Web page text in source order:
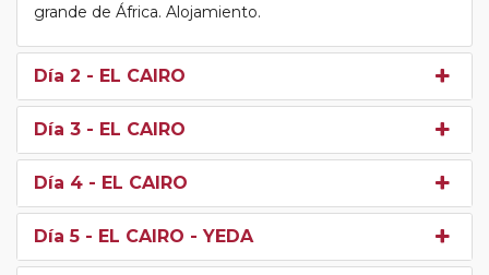
grande de África. Alojamiento.
Día 2 - EL CAIRO
Día 3 - EL CAIRO
Día 4 - EL CAIRO
Día 5 - EL CAIRO - YEDA